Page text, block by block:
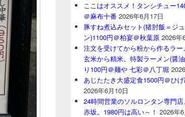
ここはオススメ！タンシチュー
＠麻布十番 2026年6月17日
豚すね煮込みセット(猪肘飯＝ジ
ン)1100円＠柏宴＠秋葉原 2026年
注文を受けてから粉から作るラー
玄米から精米。特製ラーメン(醤
り100円＠麺や 七彩＠八丁堀
あじたたき大盛定食1500円＠ひ
2026年6月10日
24時間営業のソルロンタン専門
赤坂。1980円は高い～！ 2026年